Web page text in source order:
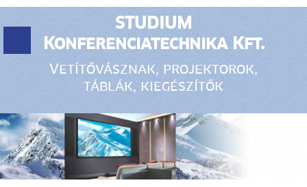
STUDIUM
Konferenciatechnika Kft.
Vetítővásznak, projektorok,
táblák, kiegészítők